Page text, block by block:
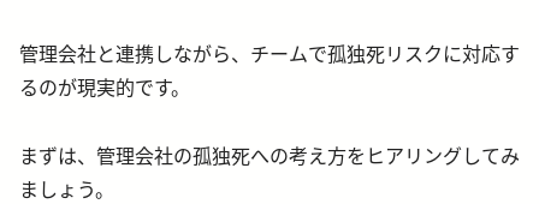
管理会社と連携しながら、チームで孤独死リスクに対応す
るのが現実的です。
まずは、管理会社の孤独死への考え方をヒアリングしてみ
ましょう。